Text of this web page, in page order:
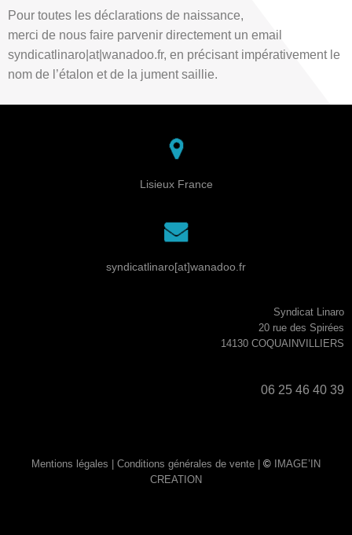
Pour toutes les déclarations de naissance,
merci de nous faire parvenir directement un email
syndicatlinaro|at|wanadoo.fr, en précisant impérativement le
nom de l’étalon et de la jument saillie.
Lisieux France
syndicatlinaro[at]wanadoo.fr
Syndicat Linaro
20 rue des Spirées
14130 COQUAINVILLIERS
06 25 46 40 39
Mentions légales | Conditions générales de vente | © IMAGE’IN
CREATION